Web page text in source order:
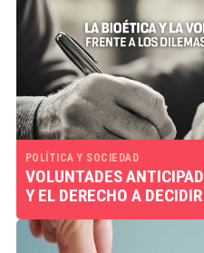
POLÍTICA Y SOCIEDAD
VOLUNTADES
Y EL DERECHO A DECIDIR